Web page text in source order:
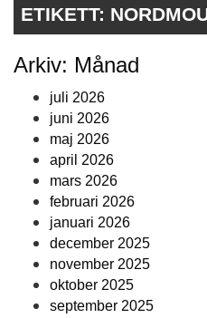
ETIKETT:
Arkiv: Månad
juli 2026
juni 2026
maj 2026
april 2026
mars 2026
februari 2026
januari 2026
december 2025
november 2025
oktober 2025
september 2025